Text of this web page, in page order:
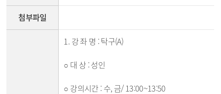
첨부파일
1. 강 좌 명 : 탁구(A)
○ 대 상 : 성인
○ 강의시간 : 수, 금/ 13:00~13:50